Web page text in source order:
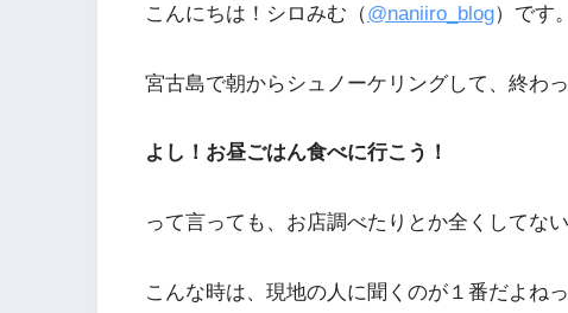
こんにちは！シロみむ（@naniiro_blog）です。
宮古島で朝からシュノーケリングして、終わっ
よし！お昼ごはん食べに行こう！
って言っても、お店調べたりとか全くしてない
こんな時は、現地の人に聞くのが１番だよね